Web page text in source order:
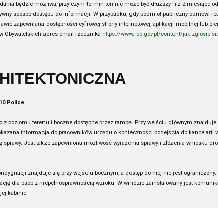
będzie możliwa, przy czym termin ten nie może być dłuższy niż 2 miesiące
sposób dostępu do informacji. W przypadku, gdy podmiot publiczny odmówi
zapewniana dostępności cyfrowej strony internetowej, aplikacji mobilnej lub
Obywatelskich adres email rzecznika https://www.rpo.gov.pl/content/jak-zglosic-
Police
z poziomu terenu i boczne dostępne przez rampę. Przy wejściu głównym
informacja do pracowników urzędu o konieczności podejścia do
Jest także zapewniona możliwość wyrażenia sprawy i złożenia wniosku
znajduje się przy wejściu bocznym, a dostęp do niej nie jest
dla osób z niepełnosprawnością wzroku. W windzie zainstalowany jest
kabinie.